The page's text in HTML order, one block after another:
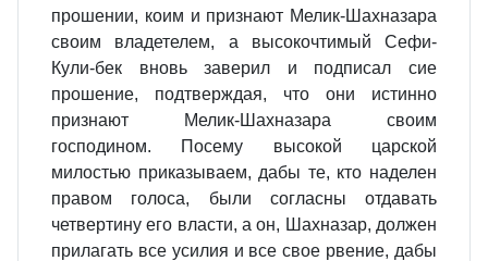
прошении, коим и признают Мелик-Шахназара
своим владетелем, а высокочтимый Сефи-
Кули-бек вновь заверил и подписал сие
прошение, подтверждая, что они истинно
признают Мелик-Шахназара своим
господином. Посему высокой царской
милостью приказываем, дабы те, кто наделен
правом голоса, были согласны отдавать
четвертину его власти, а он, Шахназар, должен
прилагать все усилия и все свое рвение, дабы